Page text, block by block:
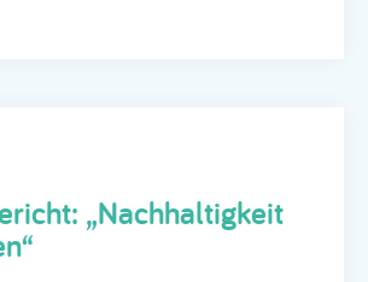
„Nachhaltigkeit